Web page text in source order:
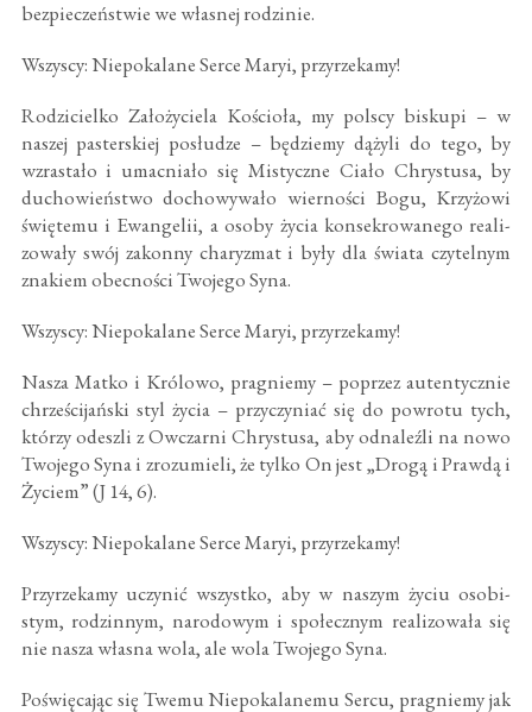
bezpieczeństwie we własnej rodzinie.
Wszyscy: Niepokalane Serce Maryi, przyrzekamy!
Rodzicielko Założyciela Kościoła, my polscy biskupi – w
naszej pasterskiej posłudze – będziemy dążyli do tego, by
wzrastało i umacniało się Mistyczne Ciało Chrystusa, by
duchowieństwo dochowywało wierności Bogu, Krzyżowi
świętemu i Ewangelii, a osoby życia konsekrowanego reali­
zowały swój zakonny charyzmat i były dla świata czytelnym
znakiem obecności Twojego Syna.
Wszyscy: Niepokalane Serce Maryi, przyrzekamy!
Nasza Matko i Królowo, pragniemy – poprzez autentycz­nie
chrześcijański styl życia – przyczyniać się do powrotu tych,
którzy odeszli z Owczarni Chrystusa, aby odnaleźli na nowo
Twojego Syna i zrozumieli, że tylko On jest „Drogą i Prawdą i
Życiem” (J 14, 6).
Wszyscy: Niepokalane Serce Maryi, przyrzekamy!
Przyrzekamy uczynić wszystko, aby w naszym życiu osobi­
stym, rodzinnym, narodowym i społecznym realizowała się
nie nasza własna wola, ale wola Twojego Syna.
Poświęcając się Twemu Niepokalanemu Sercu, pragniemy jak